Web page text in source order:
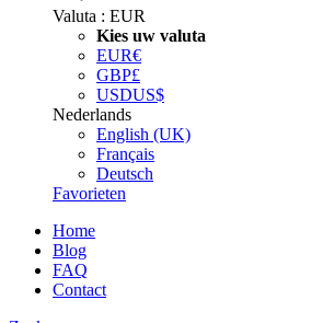
Valuta : EUR
Kies uw valuta
EUR€
GBP£
USDUS$
Nederlands
English (UK)
Français
Deutsch
Favorieten
Home
Blog
FAQ
Contact